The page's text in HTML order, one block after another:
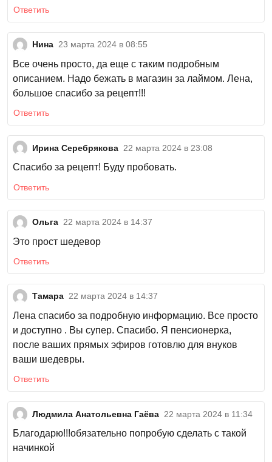
Ответить
Нина 23 марта 2024 в 08:55
Все очень просто, да еще с таким подробным
описанием. Надо бежать в магазин за лаймом. Лена,
большое спасибо за рецепт!!!
Ответить
Ирина Серебрякова 22 марта 2024 в 23:08
Спасибо за рецепт! Буду пробовать.
Ответить
Ольга 22 марта 2024 в 14:37
Это прост шедевор
Ответить
Тамара 22 марта 2024 в 14:37
Лена спасибо за подробную информацию. Все просто
и доступно . Вы супер. Спасибо. Я пенсионерка,
после ваших прямых эфиров готовлю для внуков
ваши шедевры.
Ответить
Людмила Анатольевна Гаёва 22 марта 2024 в 11:34
Благодарю!!!обязательно попробую сделать с такой
начинкой